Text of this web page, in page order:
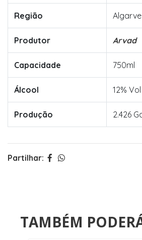
Região Algarve
Produtor Arvad
Capacidade 750ml
Álcool 12% Vol
Produção 2.426
Partilhar:
TAMBÉM